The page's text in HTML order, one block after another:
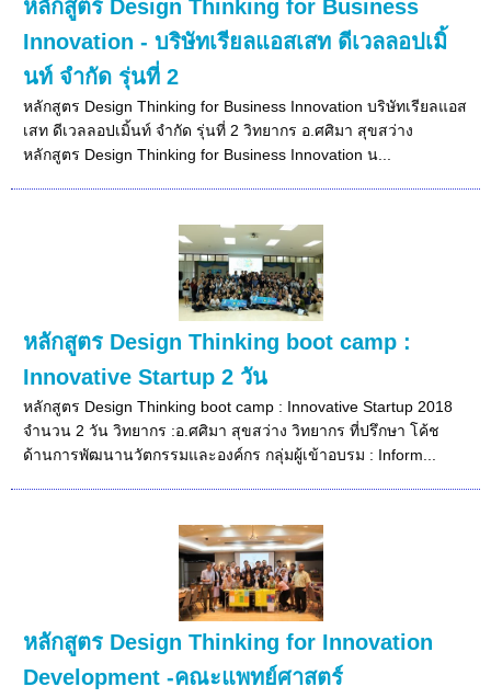
หลักสูตร Design Thinking for Business
Innovation - บริษัทเรียลแอสเสท ดีเวลลอปเมิ้
นท์ จำกัด รุ่นที่ 2
หลักสูตร Design Thinking for Business Innovation บริษัทเรียลแอส
เสท ดีเวลลอปเมิ้นท์ จำกัด รุ่นที่ 2 วิทยากร อ.ศศิมา สุขสว่าง
หลักสูตร Design Thinking for Business Innovation น...
หลักสูตร Design Thinking boot camp :
Innovative Startup 2 วัน
หลักสูตร Design Thinking boot camp : Innovative Startup 2018
จำนวน 2 วัน วิทยากร :อ.ศศิมา สุขสว่าง วิทยากร ที่ปรึกษา โค้ช
ด้านการพัฒนานวัตกรรมและองค์กร กลุ่มผู้เข้าอบรม : Inform...
หลักสูตร Design Thinking for Innovation
Development -คณะแพทย์ศาสตร์